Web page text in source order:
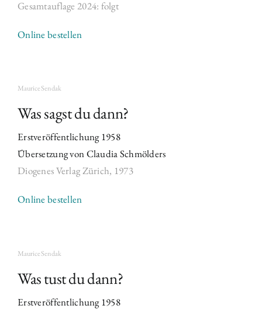
Gesamtauflage 2024: folgt
Online bestellen
Maurice Sendak
Was sagst du dann?
Erstveröffentlichung 1958
Übersetzung von Claudia Schmölders
Diogenes Verlag Zürich, 1973
Online bestellen
Maurice Sendak
Was tust du dann?
Erstveröffentlichung 1958